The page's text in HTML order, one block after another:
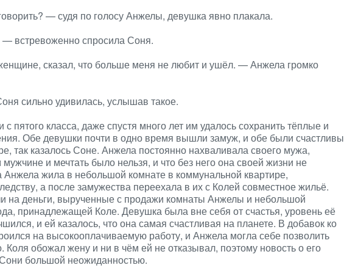
— судя по голосу Анжелы, девушка явно плакала.
встревоженно спросила Соня.
сказал, что больше меня не любит и ушёл. — Анжела громко
сильно удивилась, услышав такое.
пятого класса, даже спустя много лет им удалось сохранить тёплые и
Обе девушки почти в одно время вышли замуж, и обе были счастливы
так казалось Соне. Анжела постоянно нахваливала своего мужа,
и мечтать было нельзя, и что без него она своей жизни не
Анжела жила в небольшой комнате в коммунальной квартире,
а после замужества переехала в их с Колей совместное жильё.
на деньги, вырученные с продажи комнаты Анжелы и небольшой
принадлежащей Коле. Девушка была вне себя от счастья, уровень её
и ей казалось, что она самая счастливая на планете. В добавок ко
на высокооплачиваемую работу, и Анжела могла себе позволить
Коля обожал жену и ни в чём ей не отказывал, поэтому новость о его
большой неожиданностью.